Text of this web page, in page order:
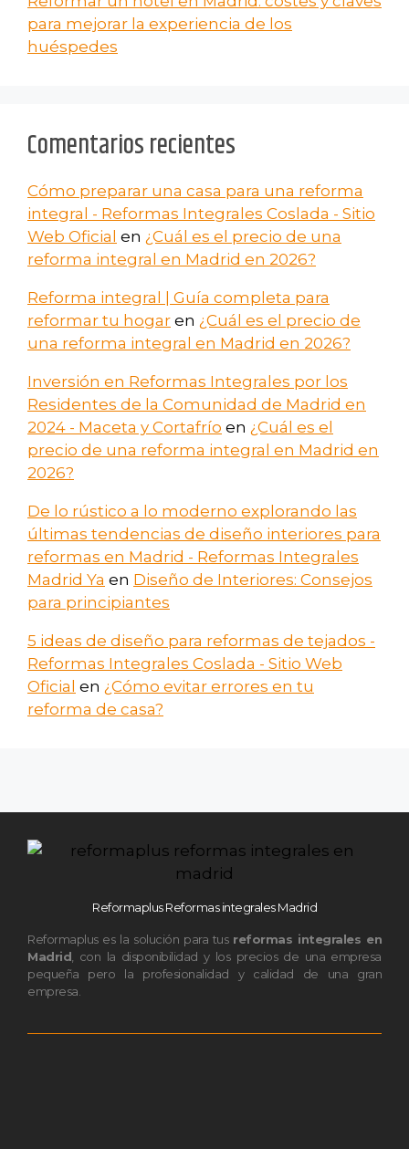
para mejorar la experiencia de los
huéspedes
Comentarios recientes
Cómo preparar una casa para una reforma
integral - Reformas Integrales Coslada - Sitio
Web Oficial en ¿Cuál es el precio de una
reforma integral en Madrid en 2026?
Reforma integral | Guía completa para
reformar tu hogar en ¿Cuál es el precio de
una reforma integral en Madrid en 2026?
Inversión en Reformas Integrales por los
Residentes de la Comunidad de Madrid en
2024 - Maceta y Cortafrío en ¿Cuál es el
precio de una reforma integral en Madrid en
2026?
De lo rústico a lo moderno explorando las
últimas tendencias de diseño interiores para
reformas en Madrid - Reformas Integrales
Madrid Ya en Diseño de Interiores: Consejos
para principiantes
5 ideas de diseño para reformas de tejados -
Reformas Integrales Coslada - Sitio Web
Oficial en ¿Cómo evitar errores en tu
reforma de casa?
Reformaplus Reformas integrales Madrid
Reformaplus es la solución para tus reformas integrales en
Madrid , con la disponibilidad y los precios de una empresa
pequeña pero la profesionalidad y calidad de una gran
empresa.